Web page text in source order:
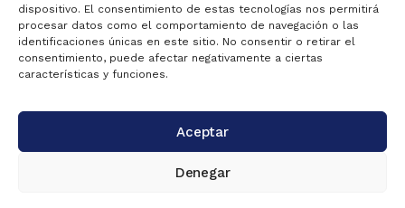
dispositivo. El consentimiento de estas tecnologías nos permitirá
procesar datos como el comportamiento de navegación o las
identificaciones únicas en este sitio. No consentir o retirar el
consentimiento, puede afectar negativamente a ciertas
características y funciones.
Aceptar
Denegar
Servicios ¿Quienes Somos? Transparencia
Blog Contáctanos FAQ
Política de privacidad
Política de cookies